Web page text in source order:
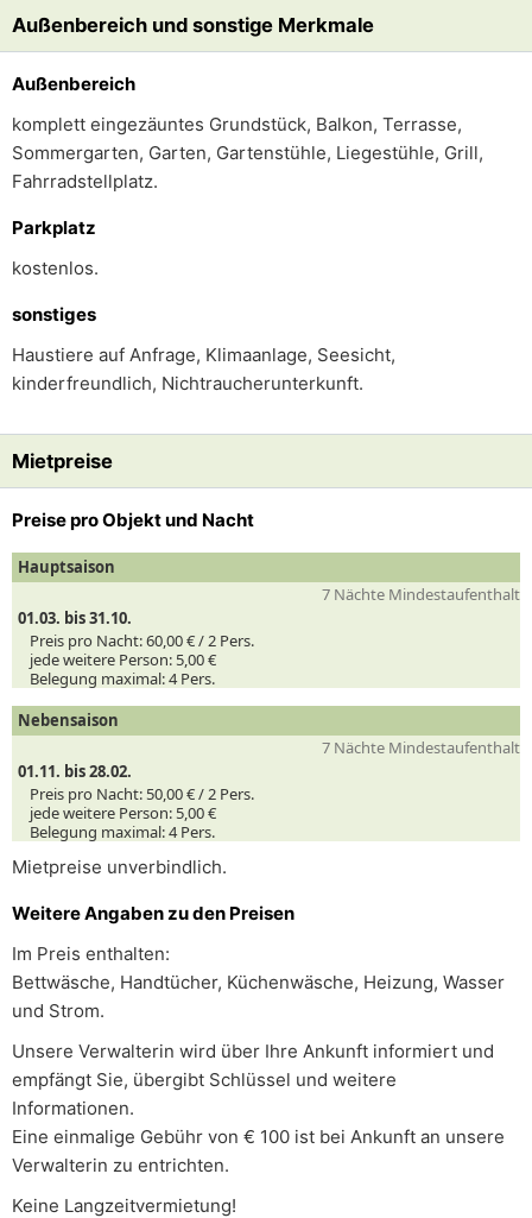
Außenbereich und sonstige Merkmale
Außenbereich
komplett eingezäuntes Grundstück, Balkon, Terrasse,
Sommergarten, Garten, Gartenstühle, Liegestühle, Grill,
Fahrradstellplatz.
Parkplatz
kostenlos.
sonstiges
Haustiere auf Anfrage, Klimaanlage, Seesicht,
kinderfreundlich, Nichtraucherunterkunft.
Mietpreise
Preise pro Objekt und Nacht
Hauptsaison
7 Nächte Mindestaufenthalt
01.03. bis 31.10.
Preis pro Nacht:60,00 € /2 Pers.
jede weitere Person: 5,00 €
Belegung maximal:4 Pers.
Nebensaison
7 Nächte Mindestaufenthalt
01.11. bis 28.02.
Preis pro Nacht: 50,00 € /2 Pers.
jede weitere Person: 5,00 €
Belegung maximal:4 Pers.
Mietpreise unverbindlich.
Weitere Angaben zu den Preisen
Im Preis enthalten:
Bettwäsche, Handtücher, Küchenwäsche, Heizung, Wasser
und Strom.
Unsere Verwalterin wird über Ihre Ankunft informiert und
empfängt Sie, übergibt Schlüssel und weitere
Informationen.
Eine einmalige Gebühr von € 100 ist bei Ankunft an unsere
Verwalterin zu entrichten.
Keine Langzeitvermietung!